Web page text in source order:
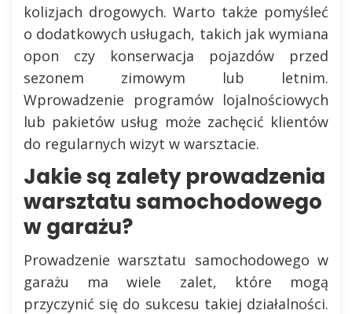
kolizjach drogowych. Warto także pomyśleć
o dodatkowych usługach, takich jak wymiana
opon czy konserwacja pojazdów przed
sezonem zimowym lub letnim.
Wprowadzenie programów lojalnościowych
lub pakietów usług może zachęcić klientów
do regularnych wizyt w warsztacie.
Jakie są zalety prowadzenia
warsztatu samochodowego
w garażu?
Prowadzenie warsztatu samochodowego w
garażu ma wiele zalet, które mogą
przyczynić się do sukcesu takiej działalności.